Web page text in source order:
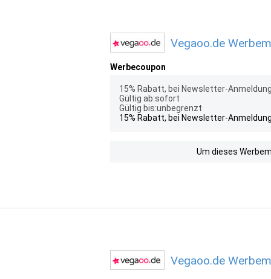
Vegaoo.de
Werbecoupon
15% Rabatt, bei Newsletter-
Gültig ab:sofort
Gültig bis:unbegrenzt
15% Rabatt, bei Newsletter-
Um dieses
Vegaoo.de